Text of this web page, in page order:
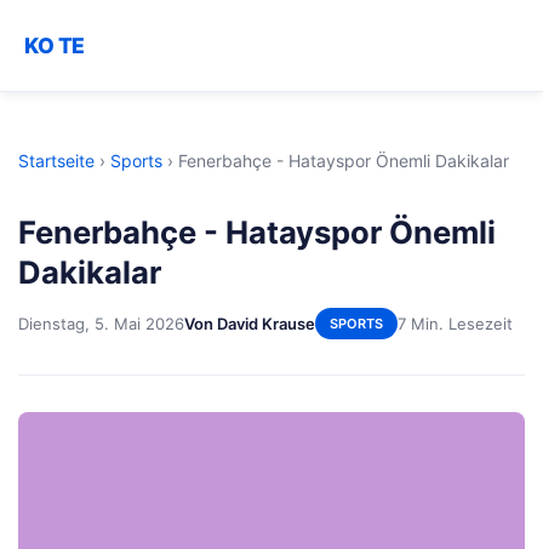
KO TE
Startseite › Sports › Fenerbahçe - Hatayspor Önemli Dakikalar
Fenerbahçe - Hatayspor Önemli
Dakikalar
Dienstag, 5. Mai 2026Von David Krause SPORTS 7 Min. Lesezeit